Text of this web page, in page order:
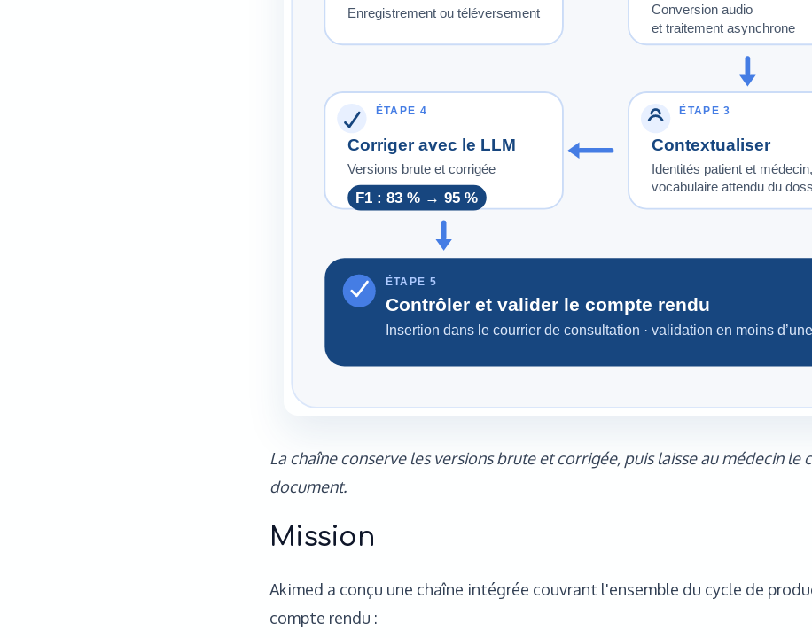
La chaîne conserve les versions brute et corrigée, puis laisse au médecin le
document.
Mission
Akimed a conçu une chaîne intégrée couvrant l'ensemble du cycle de
compte rendu :